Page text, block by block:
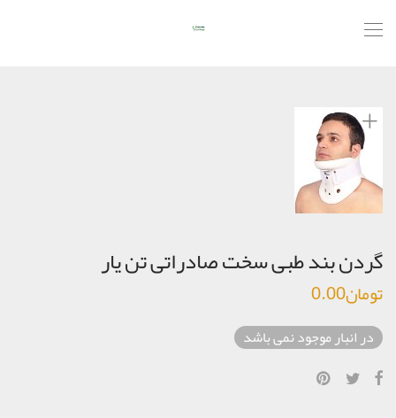
گردن بند طبی سخت صادراتی تن یار
تومان0.00
در انبار موجود نمی باشد